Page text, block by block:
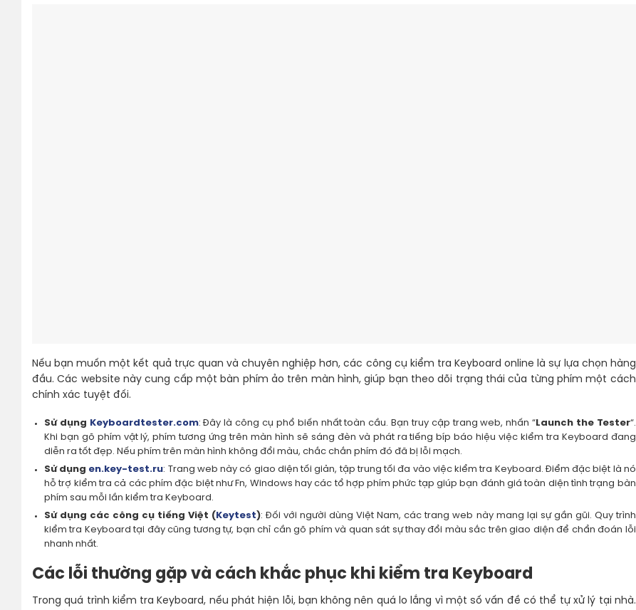
Nếu bạn muốn một kết quả trực quan và chuyên nghiệp hơn, các công cụ kiểm tra Keyboard online là sự lựa chọn hàng
đầu. Các website này cung cấp một bàn phím ảo trên màn hình, giúp bạn theo dõi trạng thái của từng phím một cách
chính xác tuyệt đối.
Sử dụng Keyboardtester.com: Đây là công cụ phổ biến nhất toàn cầu. Bạn truy cập trang web, nhấn “ Launch the Tester“.
Khi bạn gõ phím vật lý, phím tương ứng trên màn hình sẽ sáng đèn và phát ra tiếng bíp báo hiệu việc kiểm tra Keyboard đang
diễn ra tốt đẹp. Nếu phím trên màn hình không đổi màu, chắc chắn phím đó đã bị lỗi mạch.
Sử dụng en.key-test.ru: Trang web này có giao diện tối giản, tập trung tối đa vào việc kiểm tra Keyboard. Điểm đặc biệt là nó
hỗ trợ kiểm tra cả các phím đặc biệt như Fn, Windows hay các tổ hợp phím phức tạp giúp bạn đánh giá toàn diện tình trạng bàn
phím sau mỗi lần kiểm tra Keyboard.
Sử dụng các công cụ tiếng Việt ( Keytest ): Đối với người dùng Việt Nam, các trang web này mang lại sự gần gũi. Quy trình
kiểm tra Keyboard tại đây cũng tương tự, bạn chỉ cần gõ phím và quan sát sự thay đổi màu sắc trên giao diện để chẩn đoán lỗi
nhanh nhất.
Các lỗi thường gặp và cách khắc phục khi kiểm tra Keyboard
Trong quá trình kiểm tra Keyboard, nếu phát hiện lỗi, bạn không nên quá lo lắng vì một số vấn đề có thể tự xử lý tại nhà.